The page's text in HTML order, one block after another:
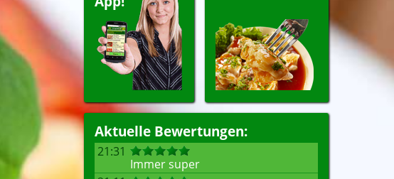
Aktuelle Bewertungen:
21:31
Immer super